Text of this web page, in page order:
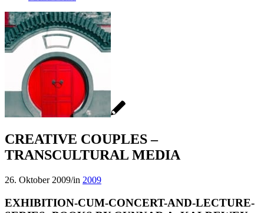
CREATIVE COUPLES –
TRANSCULTURAL MEDIA
26. Oktober 2009/in 2009
EXHIBITION-CUM-CONCERT-AND-LECTURE-